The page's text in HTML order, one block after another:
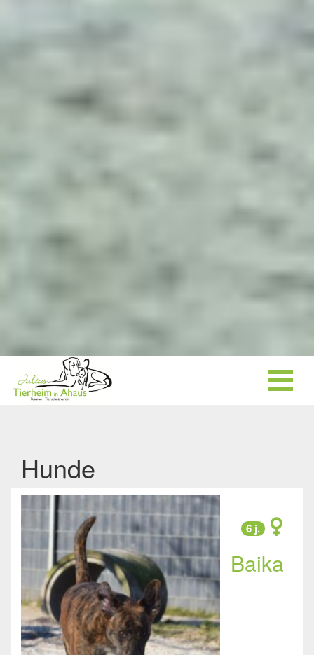
Hunde
6 j.
Baika